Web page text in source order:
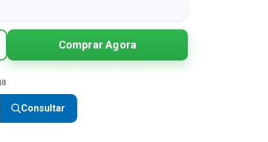
Comprar Agora
Consultar